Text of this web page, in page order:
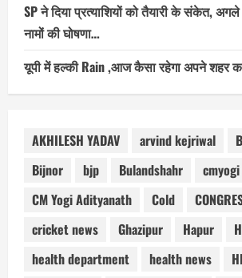
SP ने दिया प्रत्याशियों को तैयारी के संकेत,
नामों की घोषणा…
यूपी में हल्की Rain ,आज कैसा रहेगा अपने शहर
AKHILESH YADAV arvind kejriwal
Bijnor
bjp Bulandshahr cmyogi
CM Yogi Adityanath
Cold
cricket news
Ghazipur Hapur
health department
health news